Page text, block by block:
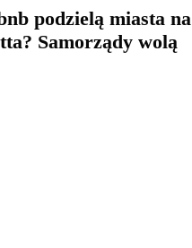
podzielą miasta na
Samorządy wolą